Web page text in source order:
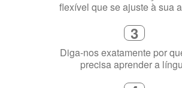
Diga-nos exatamente por
precisa aprender a